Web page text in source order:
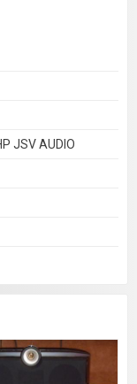
JSV AUDIO